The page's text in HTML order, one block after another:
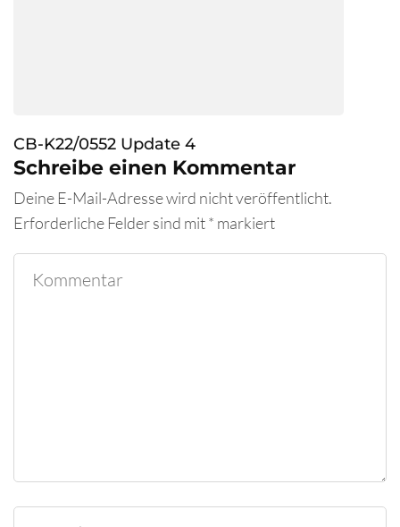
CB-K22/0552 Update 4
Schreibe einen Kommentar
Deine E-Mail-Adresse wird nicht veröffentlicht.
Erforderliche Felder sind mit* markiert